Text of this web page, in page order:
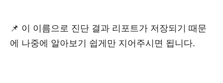
📌 이 이름으로 진단 결과 리포트가 저장되기 때문
에 나중에 알아보기 쉽게만 지어주시면 됩니다.